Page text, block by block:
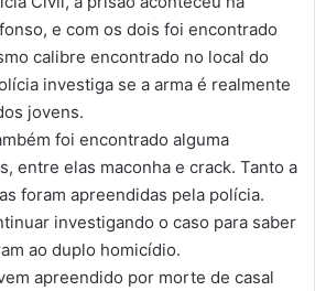
e com os dois foi encontrado
calibre encontrado no local do
investiga se a arma é realmente
jovens.
foi encontrado alguma
entre elas maconha e crack. Tanto a
foram apreendidas pela polícia.
investigando o caso para saber
ao duplo homicídio.
apreendido por morte de casal